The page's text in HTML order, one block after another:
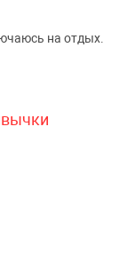
на отдых.